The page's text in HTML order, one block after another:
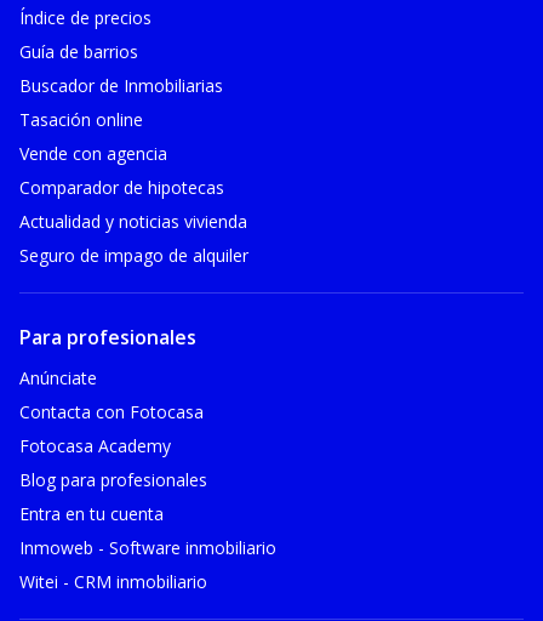
Índice de precios
Guía de barrios
Buscador de Inmobiliarias
Tasación online
Vende con agencia
Comparador de hipotecas
Actualidad y noticias vivienda
Seguro de impago de alquiler
Para profesionales
Anúnciate
Contacta con Fotocasa
Fotocasa Academy
Blog para profesionales
Entra en tu cuenta
Inmoweb - Software inmobiliario
Witei - CRM inmobiliario